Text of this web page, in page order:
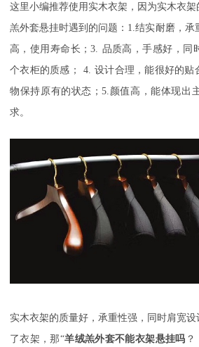
这里小编推荐使用实木衣架，因为实木衣
羔外套悬挂时遇到的问题： 1.结实耐磨，承
高，使用寿命长；3.
品质高，手感好，同
个衣柜的质感；
4. 设计合理，能很好的贴
物保持原有的状态；5. 颜值高，能体现出
求。
实木衣架的质量好，承重性强，同时肩宽
了衣架，那“羊绒羔外套不能衣架悬挂吗 ？